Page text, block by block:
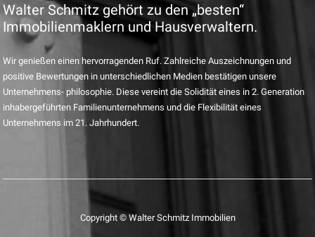
Walter Schmitz gehört zu den „besten“
Immobilienmaklern und Hausverwaltern.
Wir genießen einen hervorragenden Ruf. Zahlreiche Auszeichnungen und
positive Bewertungen in unterschiedlichen Medien bestätigen unsere
Unternehmens- philosophie. Diese vereint die Solidität eines in 2. Generation
inhabergeführten Familienunternehmens und die Flexibilität eines
Unternehmens im 21. Jahrhundert.
Copyright © Walter Schmitz Immobilien